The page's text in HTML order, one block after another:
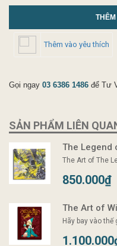
Thêm vào yêu thích
Gọi ngay 03 6386 1486 để Tư
SẢN PHẨM LIÊN
The Legend
The Art of The
850.000₫
The Art of
Hãy bay vào